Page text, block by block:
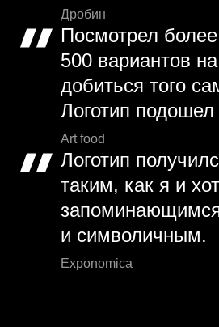
Дробин
Посмотрел более
500 вариантов
добиться того
Логотип
Art food
Логотип
таким, как я и
и символичным.
Exponomica